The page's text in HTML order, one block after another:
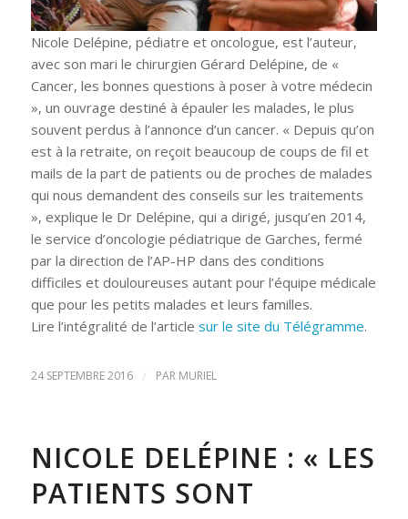
Nicole Delépine, pédiatre et oncologue, est l’auteur,
avec son mari le chirurgien Gérard Delépine, de «
Cancer, les bonnes questions à poser à votre médecin
», un ouvrage destiné à épauler les malades, le plus
souvent perdus à l’annonce d’un cancer. « Depuis qu’on
est à la retraite, on reçoit beaucoup de coups de fil et
mails de la part de patients ou de proches de malades
qui nous demandent des conseils sur les traitements
», explique le Dr Delépine, qui a dirigé, jusqu’en 2014,
le service d’oncologie pédiatrique de Garches, fermé
par la direction de l’AP-HP dans des conditions
difficiles et douloureuses autant pour l’équipe médicale
que pour les petits malades et leurs familles.
Lire l’intégralité de l’article sur le site du Télégramme.
24 SEPTEMBRE 2016 / PAR MURIEL
NICOLE DELÉPINE : « LES
PATIENTS SONT